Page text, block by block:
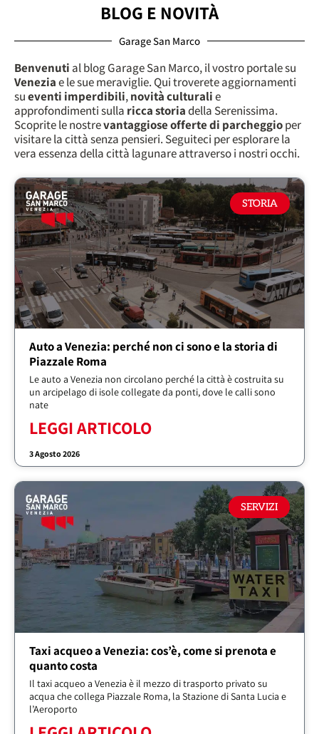
BLOG E NOVITÀ
Garage San Marco
Benvenuti al blog Garage San Marco, il vostro portale su
Veneziae le sue meraviglie. Qui troverete aggiornamenti
sueventi imperdibili,novità culturalie
approfondimenti sulla ricca storiadella Serenissima.
Scoprite le nostrevantaggiose offerte di parcheggioper
visitare la città senza pensieri. Seguiteci per esplorare la
vera essenza della città lagunare attraverso i nostri occhi.
STORIA
Auto a Venezia: perché non ci sono e la storia di
Piazzale Roma
Le auto a Venezia non circolano perché la città è costruita su
un arcipelago di isole collegate da ponti, dove le calli sono
nate
LEGGI ARTICOLO
3 Agosto 2026
SERVIZI
Taxi acqueo a Venezia: cos’è, come si prenota e
quanto costa
Il taxi acqueo a Venezia è il mezzo di trasporto privato su
acqua che collega Piazzale Roma, la Stazione di Santa Lucia e
l’Aeroporto